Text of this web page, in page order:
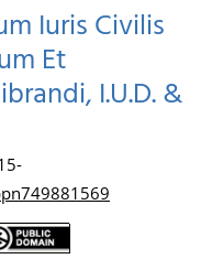
Iuris Civilis
Et
I.U.D. &